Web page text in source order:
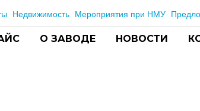
Недвижимость Мероприятия при НМУ
О ЗАВОДЕ НОВОСТИ